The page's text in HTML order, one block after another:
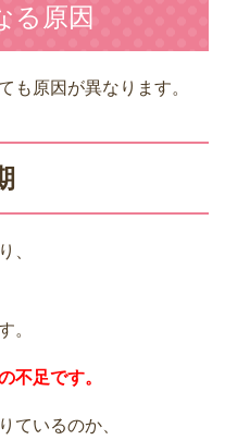
る原因
も原因が異なります。
、
。
不足です。
ているのか、